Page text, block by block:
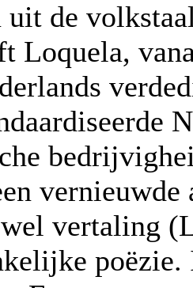
de
Loquela,
vertaling